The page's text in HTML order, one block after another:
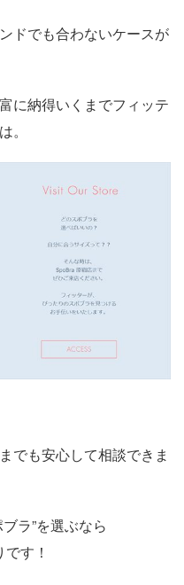
ドでも合わないケースが
に納得いくまでフィッテ
。
でも安心して相談できま
ラ”を選ぶなら
す！